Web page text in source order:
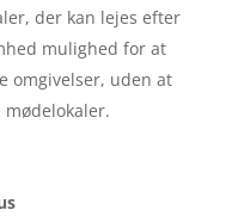
der kan lejes efter
mulighed for at
omgivelser, uden at